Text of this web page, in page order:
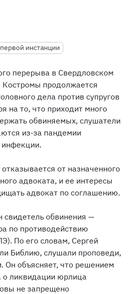
инстанции
перерыва в Свердловском
Костромы продолжается
дела против супругов
на то, что приходит много
обвиняемых, слушатели
из-за пандемии
инфекции.
от назначенного
адвоката, и ее интересы
адвокат по соглашению.
свидетель обвинения —
по противодействию
По его словам, Сергей
Библию, слушали проповеди,
Он объясняет, что решением
о ликвидации юрлица
не запрещено